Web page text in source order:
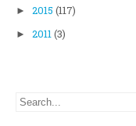
► 2015 (117)
► 2011(3)